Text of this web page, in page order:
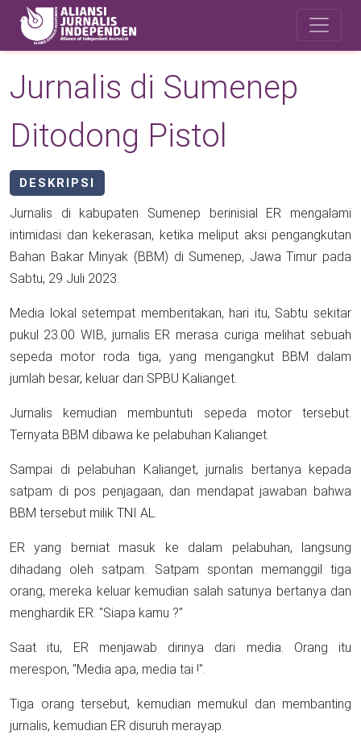
Skip to main content
Jurnalis di Sumenep
Ditodong Pistol
DESKRIPSI
Jurnalis di kabupaten Sumenep berinisial ER mengalami
intimidasi dan kekerasan, ketika meliput aksi pengangkutan
Bahan Bakar Minyak (BBM) di Sumenep, Jawa Timur pada
Sabtu, 29 Juli 2023.
Media lokal setempat memberitakan, hari itu, Sabtu sekitar
pukul 23.00 WIB, jurnalis ER merasa curiga melihat sebuah
sepeda motor roda tiga, yang mengangkut BBM dalam
jumlah besar, keluar dari SPBU Kalianget.
Jurnalis kemudian membuntuti sepeda motor tersebut.
Ternyata BBM dibawa ke pelabuhan Kalianget.
Sampai di pelabuhan Kalianget, jurnalis bertanya kepada
satpam di pos penjagaan, dan mendapat jawaban bahwa
BBM tersebut milik TNI AL.
ER yang berniat masuk ke dalam pelabuhan, langsung
dihadang oleh satpam. Satpam spontan memanggil tiga
orang, mereka keluar kemudian salah satunya bertanya dan
menghardik ER. "Siapa kamu ?"
Saat itu, ER menjawab dirinya dari media. Orang itu
merespon, "Media apa, media tai !".
Tiga orang tersebut, kemudian memukul dan membanting
jurnalis, kemudian ER disuruh merayap.